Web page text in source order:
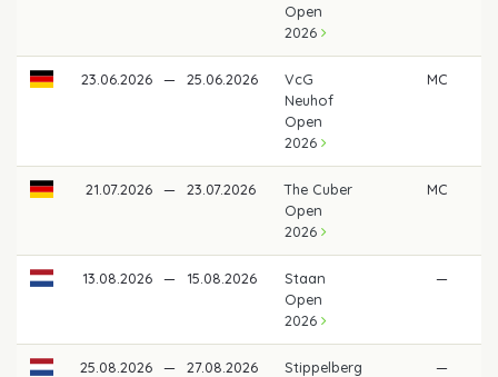
Open
2026
23.06.2026 — 25.06.2026
VcG
Neuhof
Open
2026
MC
21.07.2026 — 23.07.2026
The Cuber
Open
2026
MC
13.08.2026 — 15.08.2026
Staan
Open
2026
—
25.08.2026 — 27.08.2026
Stippelberg
—